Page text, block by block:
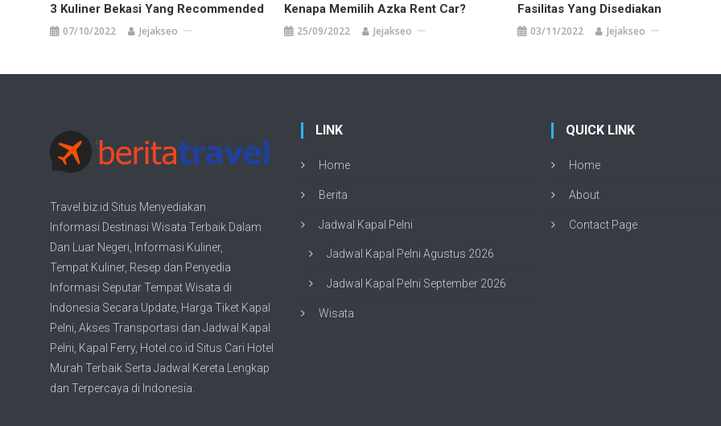
3 Kuliner Bekasi Yang Recommended
07/10/2022 Jejakseo
Kenapa Memilih Azka Rent Car?
25/09/2022 Jejakseo
Fasilitas Yang Disediakan
03/11/2022 Jejakseo
Travel.biz.id Situs Menyediakan
Informasi Destinasi Wisata Terbaik Dalam
Dan Luar Negeri, Informasi Kuliner,
Tempat Kuliner, Resep dan Penyedia
Informasi Seputar TempatWisata di
Indonesia Secara Update, Harga Tiket Kapal
Pelni , Akses Transportasi danJadwal Kapal
Pelni , Kapal Ferry, Hotel.co.id Situs Cari Hotel
Murah Terbaik Serta Jadwal Kereta Lengkap
dan Terpercaya di Indonesia.
LINK
Home
Berita
Jadwal Kapal Pelni
Jadwal Kapal Pelni Agustus 2026
Jadwal Kapal Pelni September 2026
Wisata
QUICK LINK
Home
About
Contact Page